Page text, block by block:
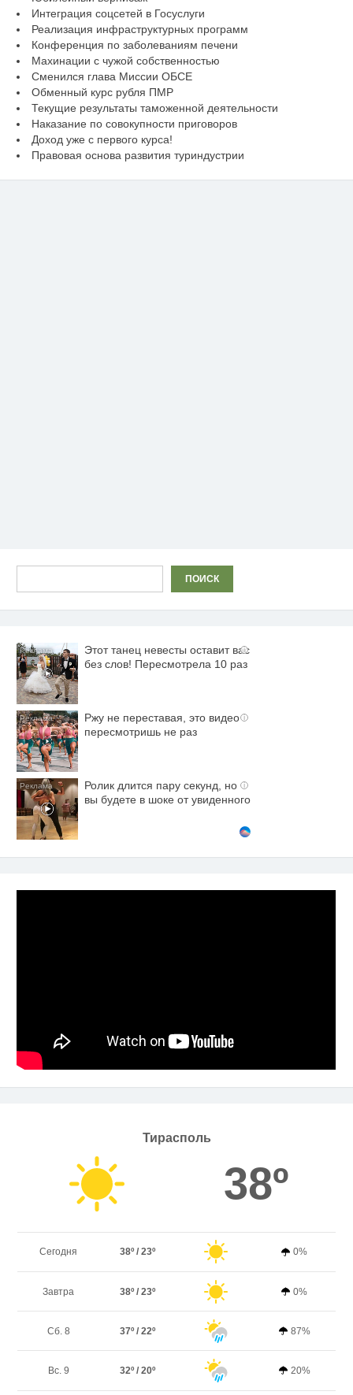
Интеграция соцсетей в Госуслуги
Реализация инфраструктурных программ
Конференция по заболеваниям печени
Махинации с чужой собственностью
Сменился глава Миссии ОБСЕ
Обменный курс рубля ПМР
Текущие результаты таможенной деятельности
Наказание по совокупности приговоров
Доход уже с первого курса!
Правовая основа развития туриндустрии
ПОИСК
i
Этот танец невесты оставит вас
без слов! Пересмотрела 10 раз
i
Ржу не переставая, это видео
пересмотришь не раз
i
Ролик длится пару секунд, но
вы будете в шоке от увиденного
Тирасполь
38º
Сегодня 38º / 23º 0%
Завтра 38º / 23º 0%
Сб. 8 37º / 22º 87%
Вс. 9 32º / 20º 20%